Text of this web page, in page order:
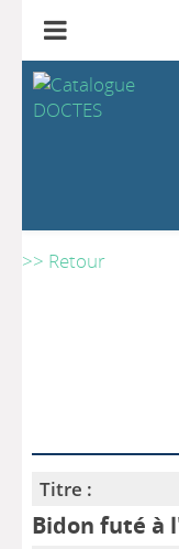
>> Retour
Titre :
Bidon futé à